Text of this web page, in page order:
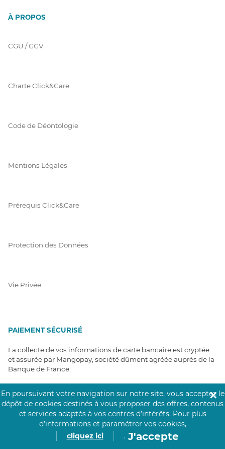
À PROPOS
CGU / GGV
Charte Click&Care
Code de Déontologie
Mentions Légales
Prérequis Click&Care
Protection des Données
Vie Privée
PAIEMENT SÉCURISÉ
La collecte de vos informations de carte bancaire est cryptée
et assurée par Mangopay, société dûment agréée auprès de la
Banque de France.
En poursuivant votre navigation sur notre site, vous acceptez le
dépôt de cookies destinés à vous proposer des offres, contenus
et services adaptés à vos centres d’intérêts. Pour plus
d’informations et paramétrer vos cookies,
cliquez ici
. J'accepte
✕